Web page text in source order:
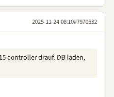
2025-11-24 08:10#7970532
controller drauf. DB laden,